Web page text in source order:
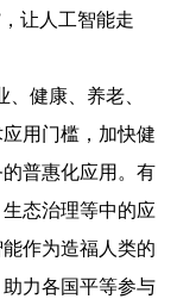
让人工智能走
健康、养老、
用门槛，加快健
普惠化应用。有
态治理等中的应
作为造福人类的
力各国平等参与